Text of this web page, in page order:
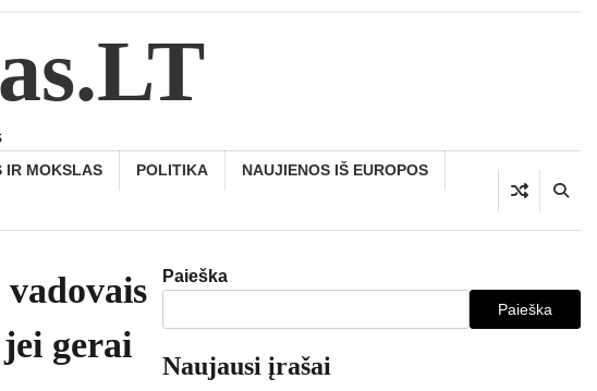
IR MOKSLAS POLITIKA NAUJIENOS IŠ EUROPOS
gerai
Paieška
Paieška
Naujausi įrašai